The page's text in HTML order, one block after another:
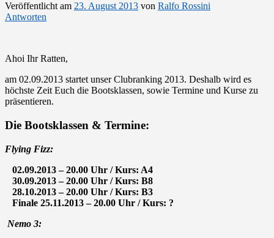
Veröffentlicht am 23. August 2013 von Ralfo Rossini
Antworten
Ahoi Ihr Ratten,
am 02.09.2013 startet unser Clubranking 2013. Deshalb wird es
höchste Zeit Euch die Bootsklassen, sowie Termine und Kurse zu
präsentieren.
Die Bootsklassen & Termine:
Flying Fizz:
02.09.2013 – 20.00 Uhr / Kurs: A4
30.09.2013 – 20.00 Uhr / Kurs: B8
28.10.2013 – 20.00 Uhr / Kurs: B3
Finale 25.11.2013 – 20.00 Uhr / Kurs: ?
Nemo 3: